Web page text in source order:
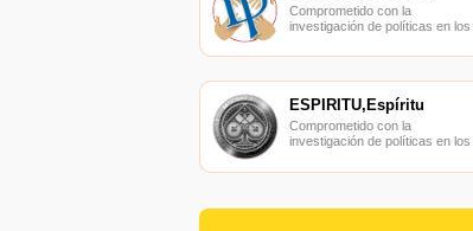
Comprometido con la
investigación de políticas en los
finanzas, las finanzas
ESPÍRITU,Espíritu
Comprometido con la
investigación de políticas en los
finanzas, las finanzas